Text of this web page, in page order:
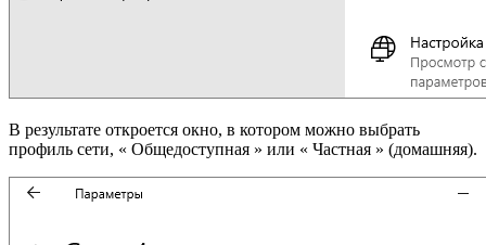
В результате откроется окно, в котором можно выбрать
профиль сети, « Общедоступная » или « Частная » (домашняя).